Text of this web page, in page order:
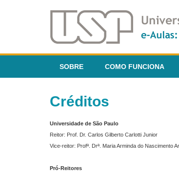
SOBRE COMO FUNCIONA
Créditos
Universidade de São Paulo
Reitor: Prof. Dr. Carlos Gilberto Carlotti Junior
Vice-reitor: Profª. Drª. Maria Arminda do Nascimento
Pró-Reitores